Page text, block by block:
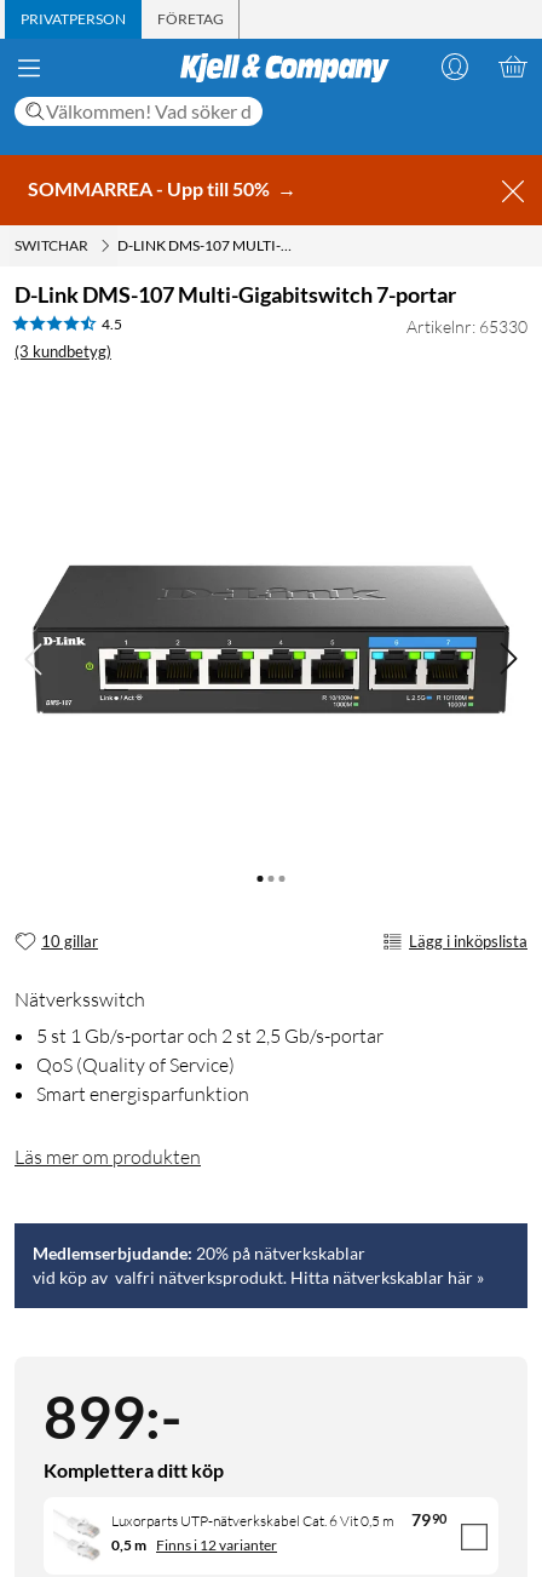
PRIVATPERSON FÖRETAG
SOMMARREA - Upp till 50% →
SWITCHAR D-LINK DMS-107 MULTI-GIGABITSWITCH 7-PORTAR
D-Link DMS-107 Multi-Gigabitswitch 7-portar
4.5
(3 kundbetyg)
Artikelnr: 65330
10 gillar Lägg i inköpslista
Nätverksswitch
5 st 1 Gb/s-portar och 2 st 2,5 Gb/s-portar
QoS (Quality of Service)
Smart energisparfunktion
Läs mer om produkten
Medlemserbjudande: 20% på nätverkskablar
vid köp av valfri nätverksprodukt. Hitta nätverkskablar här »
899:-
Komplettera ditt köp
Luxorparts UTP-nätverkskabel Cat. 6 Vit 0,5 m 7990
0,5 m Finns i 12 varianter